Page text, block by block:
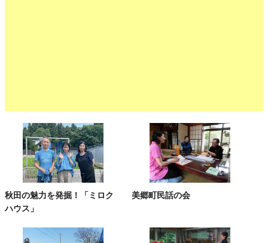
秋田の魅力を発掘！「ミロク
ハウス」
美郷町民話の会